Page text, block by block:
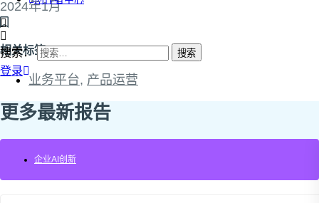
搜索：
登录
2024年1月
相关标签：
业务平台, 产品运营
更多最新报告
企业AI创新